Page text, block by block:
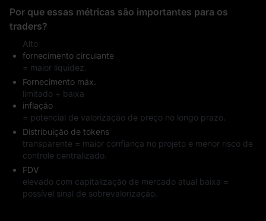
Por que essas métricas são importantes para os
traders?
Alto
fornecimento circulante
= maior liquidez.
Fornecimento máx.
limitado + baixa
inflação
= potencial de valorização de preço no longo prazo.
Distribuição de tokens
transparente = maior confiança no projeto e menor risco de
controle centralizado.
FDV
elevado com capitalização de mercado atual baixa =
possível sinal de sobrevalorização.